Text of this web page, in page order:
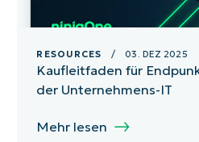
RESOURCES / 03. DEZ 2025
Kaufleitfaden für
der Unternehmens-IT
Mehr lesen